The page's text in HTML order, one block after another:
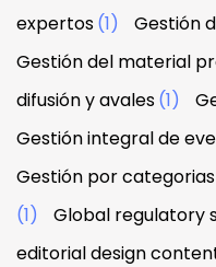
expertos(1) Gestión
Gestión del material
difusión y avales(1)
Gestión integral de
Gestión por categorias
(1)
Global regulatory
editorial design